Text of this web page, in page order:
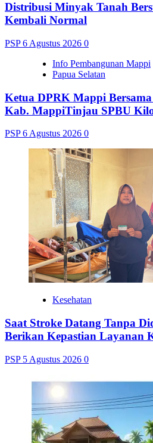
Distribusi Minyak Tanah
Kembali Normal
PSP6 Agustus 2026 0
Info Pembangunan Mappi
Papua Selatan
Ketua DPRK Mappi
Kab. MappiTinjau SPBU
PSP6 Agustus 2026 0
Kesehatan
Saat Stroke Datang Tanpa
Berikan Kepastian Layanan
PSP 5 Agustus 2026 0